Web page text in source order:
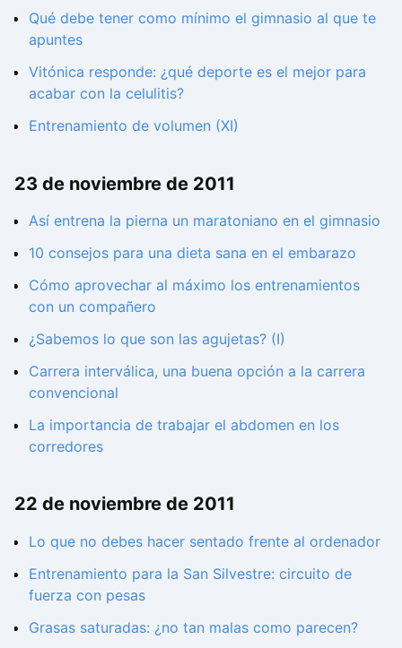
Qué debe tener como mínimo el gimnasio al que te
apuntes
Vitónica responde: ¿qué deporte es el mejor para
acabar con la celulitis?
Entrenamiento de volumen (XI)
23 de noviembre de 2011
Así entrena la pierna un maratoniano en el gimnasio
10 consejos para una dieta sana en el embarazo
Cómo aprovechar al máximo los entrenamientos
con un compañero
¿Sabemos lo que son las agujetas? (I)
Carrera interválica, una buena opción a la carrera
convencional
La importancia de trabajar el abdomen en los
corredores
22 de noviembre de 2011
Lo que no debes hacer sentado frente al ordenador
Entrenamiento para la San Silvestre: circuito de
fuerza con pesas
Grasas saturadas: ¿no tan malas como parecen?